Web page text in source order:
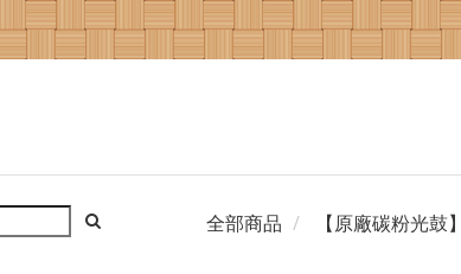
全部商品 【原廠碳粉光鼓】